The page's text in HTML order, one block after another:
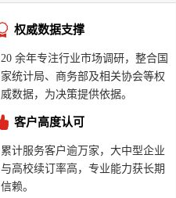
权威数据支撑
20 余年专注行业市场调研，整合国
家统计局、商务部及相关协会等权
威数据，为决策提供依据。
客户高度认可
累计服务客户逾万家，大中型企业
与高校续订率高，专业能力获长期
信赖。